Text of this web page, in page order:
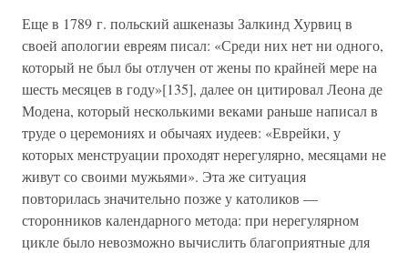
Еще в 1789 г. польский ашкеназы Залкинд Хурвиц в
своей апологии евреям писал: «Среди них нет ни одного,
который не был бы отлучен от жены по крайней мере на
шесть месяцев в году»[135], далее он цитировал Леона де
Модена, который несколькими веками раньше написал в
труде о церемониях и обычаях иудеев: «Еврейки, у
которых менструации проходят нерегулярно, месяцами не
живут со своими мужьями». Эта же ситуация
повторилась значительно позже у католиков —
сторонников календарного метода: при нерегулярном
цикле было невозможно вычислить благоприятные для